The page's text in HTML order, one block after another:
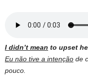
I didn’t mean to upset
Eu não tive a intenção de
pouco.